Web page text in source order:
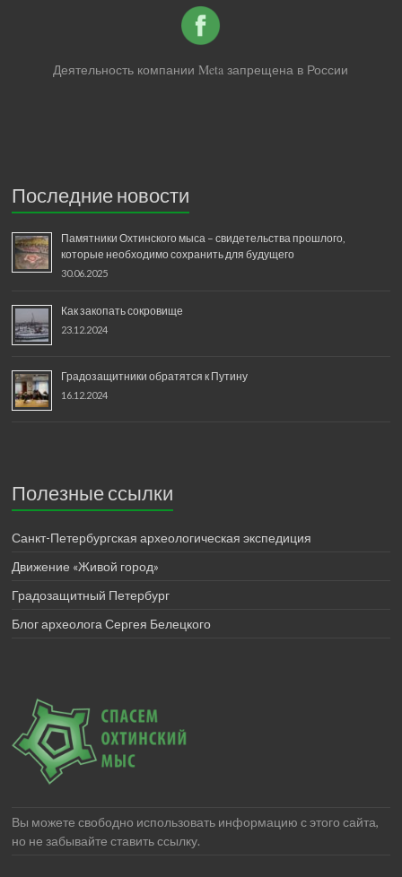
Деятельность компании Meta запрещена в России
Последние новости
Памятники Охтинского мыса – свидетельства прошлого,
которые необходимо сохранить для будущего
30.06.2025
Как закопать сокровище
23.12.2024
Градозащитники обратятся к Путину
16.12.2024
Полезные ссылки
Санкт-Петербургская археологическая экспедиция
Движение «Живой город»
Градозащитный Петербург
Блог археолога Сергея Белецкого
Вы можете свободно использовать информацию с этого сайта,
но не забывайте ставить ссылку.